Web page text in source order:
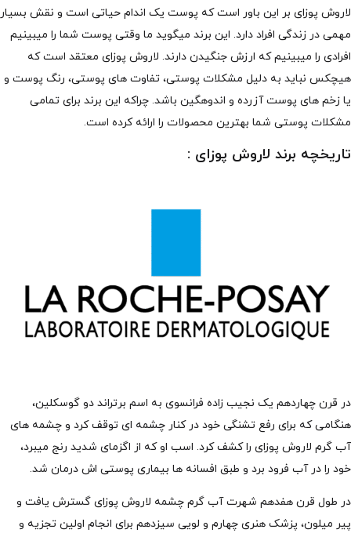
لاروش پوزای بر این باور است که پوست یک اندام حیاتی است و نقش بسیار
مهمی در زندگی افراد دارد. این برند میگوید ما وقتی پوست شما را میبینیم
افرادی را میبینیم که ارزش جنگیدن دارند. لاروش پوزای معتقد است که
هیچکس نباید به دلیل مشکلات پوستی، تفاوت های پوستی، رنگ پوست و
یا زخم های پوست آزرده و اندوهگین باشد. چراکه این برند برای تمامی
مشکلات پوستی شما بهترین محصولات را ارائه کرده است.
تاریخچه برند لاروش پوزای :
در قرن چهاردهم یک نجیب زاده فرانسوی به اسم برتراند دو گوسکلین،
هنگامی که برای رفع تشنگی خود در کنار چشمه ای توقف کرد و چشمه های
آب گرم لاروش پوزای را کشف کرد. اسب او که از اگزمای شدید رنج میبرد،
خود را در آب فرود برد و طبق افسانه ها بیماری پوستی اش درمان شد.
در طول قرن هفدهم شهرت آب گرم چشمه لاروش پوزای گسترش یافت و
پیر میلون، پزشک هنری چهارم و لویی سیزدهم برای انجام اولین تجزیه و